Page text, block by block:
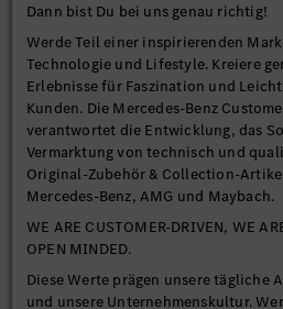
Dann bist Du bei uns genau richtig!
Werde Teil einer inspirierenden
Technologie und Lifestyle. Kreiere
Erlebnisse für Faszination und
Kunden. Die Mercedes-Benz
verantwortet die Entwicklung, das
Vermarktung von technisch und
Original-Zubehör & Collection-
Mercedes-Benz, AMG und Maybach.
WE ARE CUSTOMER-DRIVEN, WE
OPEN MINDED.
Diese Werte prägen unsere tägliche
und unsere Unternehmenskultur.